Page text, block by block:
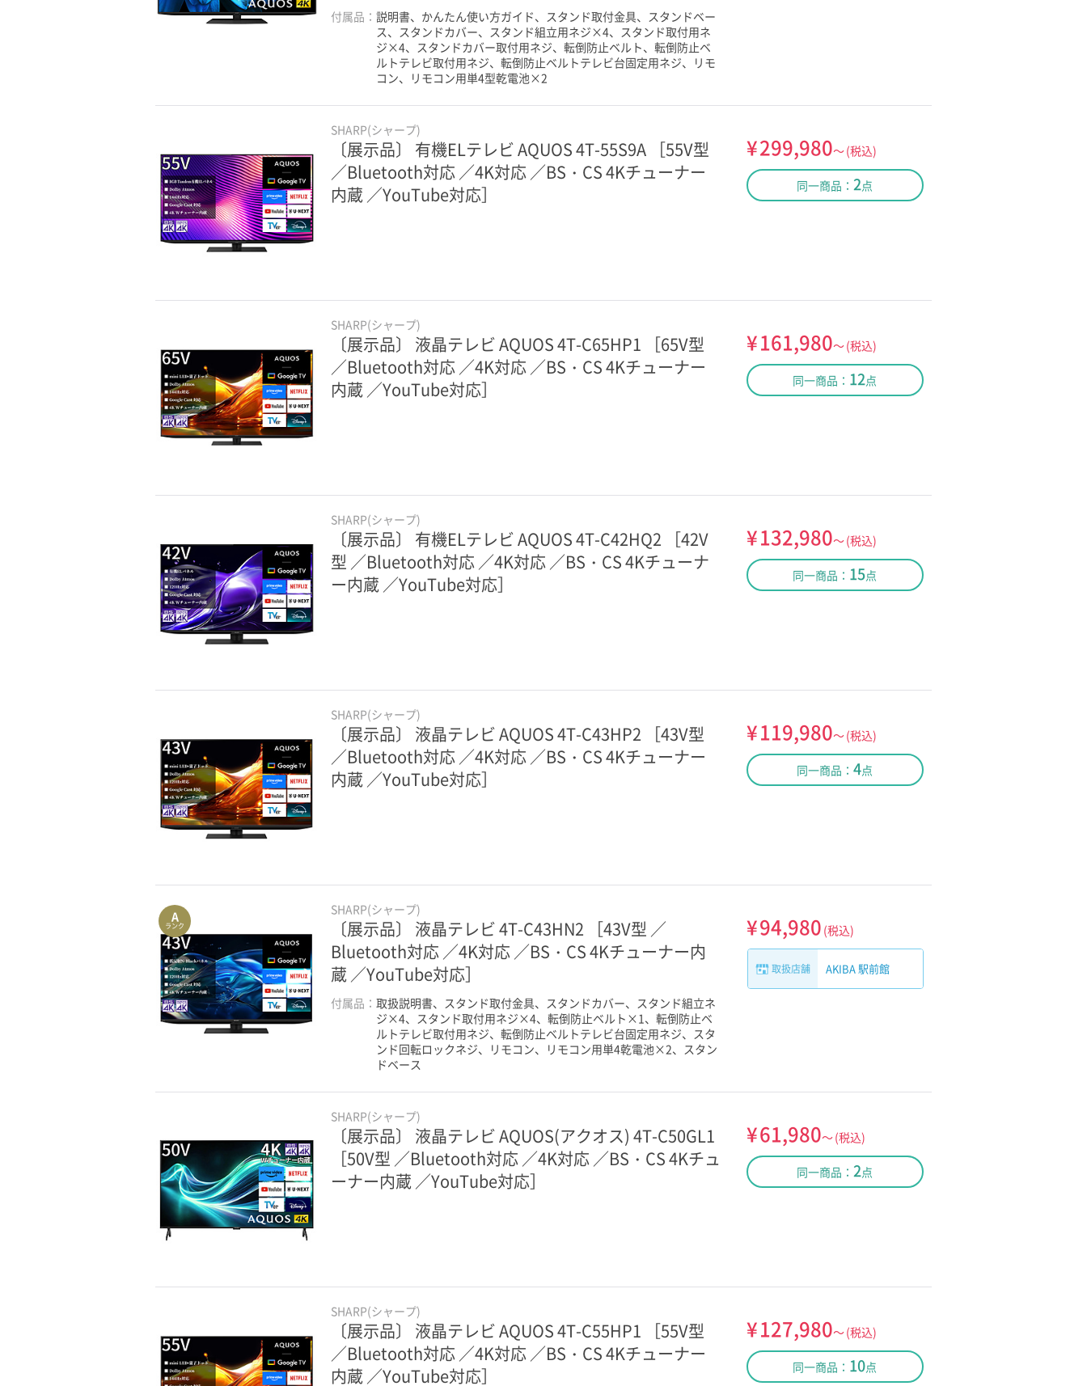
付属品：説明書、かんたん使い方ガイド、スタンド取付金具、スタンドベー
ス、スタンドカバー、スタンド組立用ネジ×4、スタンド取付用ネ
ジ×4、スタンドカバー取付用ネジ、転倒防止ベルト、転倒防止ベ
ルトテレビ取付用ネジ、転倒防止ベルトテレビ台固定用ネジ、リモ
コン、リモコン用単4型乾電池×2
SHARP(シャープ)
〔展示品〕 有機ELテレビ AQUOS 4T-55S9A ［55V型
／Bluetooth対応 ／4K対応 ／BS・CS 4Kチューナー
内蔵 ／YouTube対応］
¥299,980～(税込)
同一商品： 2点
SHARP(シャープ)
〔展示品〕 液晶テレビ AQUOS 4T-C65HP1 ［65V型
／Bluetooth対応 ／4K対応 ／BS・CS 4Kチューナー
内蔵 ／YouTube対応］
¥161,980～(税込)
同一商品： 12点
SHARP(シャープ)
〔展示品〕 有機ELテレビ AQUOS 4T-C42HQ2 ［42V
型 ／Bluetooth対応 ／4K対応 ／BS・CS 4Kチューナ
ー内蔵 ／YouTube対応］
¥132,980～(税込)
同一商品： 15点
SHARP(シャープ)
〔展示品〕 液晶テレビ AQUOS 4T-C43HP2 ［43V型
／Bluetooth対応 ／4K対応 ／BS・CS 4Kチューナー
内蔵 ／YouTube対応］
¥119,980～(税込)
同一商品：4点
A
ランク
SHARP(シャープ)
〔展示品〕 液晶テレビ 4T-C43HN2 ［43V型 ／
Bluetooth対応 ／4K対応 ／BS・CS 4Kチューナー内
蔵 ／YouTube対応］
付属品：取扱説明書、スタンド取付金具、スタンドカバー、スタンド組立ネ
ジ×4、スタンド取付用ネジ×4、転倒防止ベルト×1、転倒防止ベ
ルトテレビ取付用ネジ、転倒防止ベルトテレビ台固定用ネジ、スタ
ンド回転ロックネジ、リモコン、リモコン用単4乾電池×2、スタン
ドベース
¥94,980 (税込)
取扱店舗 AKIBA 駅前館
SHARP(シャープ)
〔展示品〕 液晶テレビ AQUOS(アクオス) 4T-C50GL1
［50V型 ／Bluetooth対応 ／4K対応 ／BS・CS 4Kチュ
ーナー内蔵 ／YouTube対応］
¥61,980～(税込)
同一商品： 2点
SHARP(シャープ)
〔展示品〕 液晶テレビ AQUOS 4T-C55HP1 ［55V型
／Bluetooth対応 ／4K対応 ／BS・CS 4Kチューナー
内蔵 ／YouTube対応］
¥127,980～(税込)
同一商品： 10点